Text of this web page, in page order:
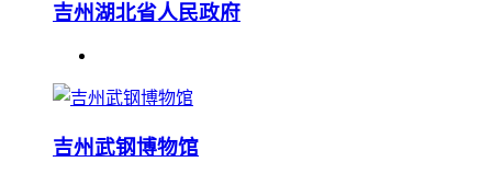
吉州湖北省人民政府
吉州武钢博物馆